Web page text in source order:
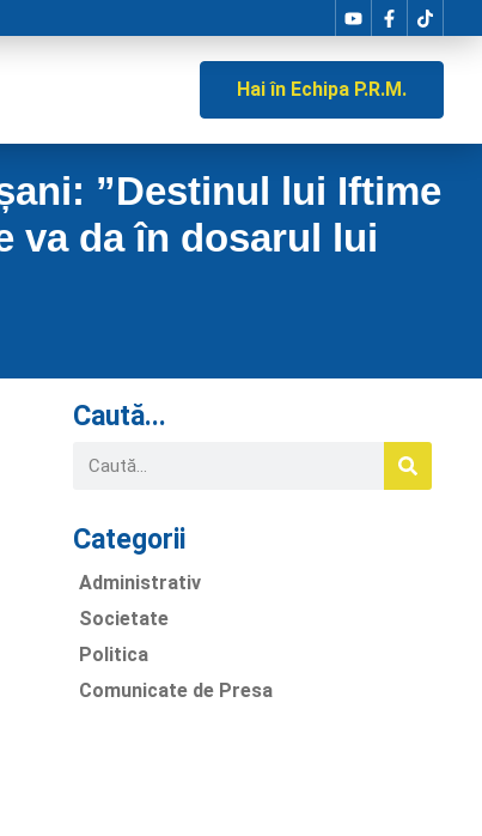
Hai în Echipa P.R.M.
”Destinul lui Iftime
va da în dosarul lui
Caută...
Categorii
Administrativ
Societate
Politica
Comunicate de Presa